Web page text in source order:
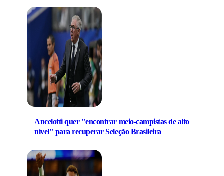
Ancelotti quer "encontrar meio-campistas de alto
nível" para recuperar Seleção Brasileira